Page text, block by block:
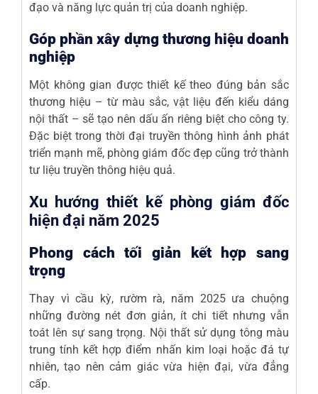
đạo và năng lực quản trị của doanh nghiệp.
Góp phần xây dựng thương hiệu doanh
nghiệp
Một không gian được thiết kế theo đúng bản sắc
thương hiệu – từ màu sắc, vật liệu đến kiểu dáng
nội thất – sẽ tạo nên dấu ấn riêng biệt cho công ty.
Đặc biệt trong thời đại truyền thông hình ảnh phát
triển mạnh mẽ, phònggiám đốcđẹp cũng trở thành
tư liệu truyền thông hiệu quả.
Xu hướng thiết kế phòng giám đốc
hiện đại năm 2025
Phong cách tối giản kết hợp sang
trọng
Thay vì cầu kỳ, rườm rà, năm 2025 ưa chuộng
những đường nét đơn giản, ít chi tiết nhưng vẫn
toát lên sự sang trọng. Nội thất sử dụng tông màu
trung tính kết hợp điểm nhấn kim loại hoặc đá tự
nhiên, tạo nên cảm giác vừa hiện đại, vừa đẳng
cấp.